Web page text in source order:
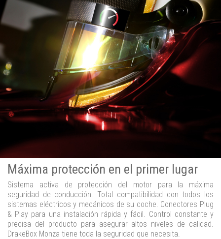
Máxima protección en el primer lugar
Sistema activa de protección del motor para la máxima
seguridad de conducción. Total compatibilidad con todos los
sistemas eléctricos y mecánicos de su coche. Conectores Plug
& Play para una instalación rápida y fácil. Control constante y
precisa del producto para asegurar altos niveles de calidad.
DrakeBox Monza tiene toda la seguridad que necesita.